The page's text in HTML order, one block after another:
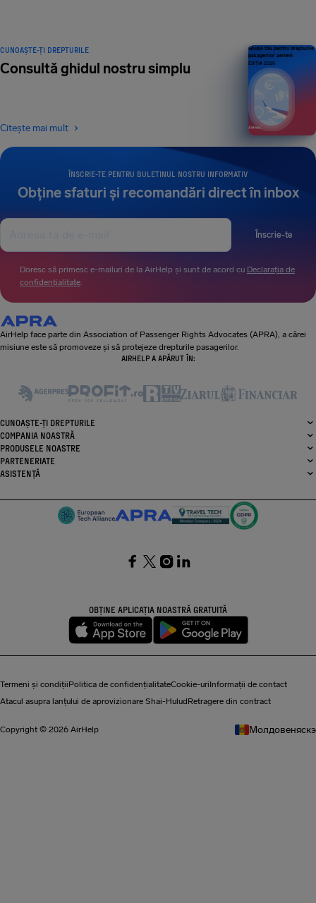
ÎNSCRIE-TE PENTRU BULETINUL NOSTRU INFORMATIV
Obține sfaturi și recomandări direct în inbox
Înscrie-te
Doresc să primesc e-mailuri de la AirHelp și sunt de acord cu Declarația de
confidențialitate.
CUNOAȘTE-ȚI DREPTURILE
Consultă ghidul nostru simplu
Citește mai mult
Ghidul tău pentru drepturile
pasagerilor aerieni
EDIȚIA 2026
AirHelp face parte din Association of Passenger Rights Advocates (APRA), a cărei
misiune este să promoveze și să protejeze drepturile pasagerilor.
AIRHELP A APĂRUT ÎN:
CUNOAȘTE-ȚI DREPTURILE
COMPANIA NOASTRĂ
PRODUSELE NOASTRE
PARTENERIATE
ASISTENȚĂ
OBȚINE APLICAȚIA NOASTRĂ GRATUITĂ
Termeni și condițiiPolitica de confidențialitateCookie-uriInformații de contact
Atacul asupra lanțului de aprovizionare Shai-HuludRetragere din contract
Copyright © 2026 AirHelp Молдовеняскэ